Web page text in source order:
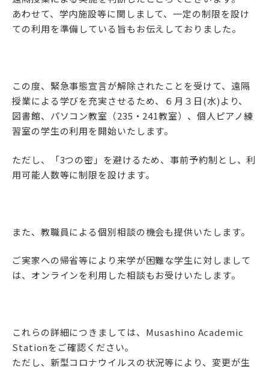
資料請求・お問い合わせ
アクセス サイトマップ
ENGLISH
あわせて、学内施設等に関しまして、一定の制限を設け
ての利用を準備している旨もお伝えしておりました。
この度、緊急事態宣言が解除されたことを受けて、遠隔
授業による学びを充実させるため、６月３日(水)より、
図書館、パソコン教室（235・241教室）、個人ピアノ練
習室の学生の利用を開始いたします。
ただし、「3つの密」を避けるため、事前予約制とし、利
用可能人数等に制限を設けます。
また、教職員による個別相談の機会も提供いたします。
ご実家への帰省等により来学が困難な学生に対しまして
は、オンラインを利用した相談もお受けいたします。
これらの詳細につきましては、Musashino Academic
Stationをご確認ください。
ただし、新型コロナウイルスの状況等により、変更が生